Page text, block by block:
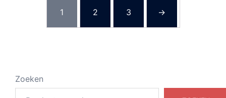
1 2 3 →
Zoeken